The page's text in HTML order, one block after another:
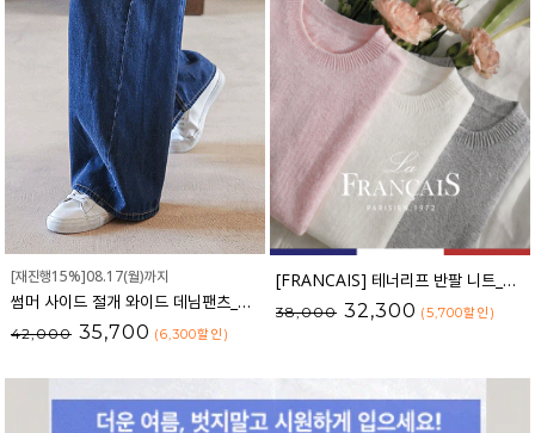
[재진행15%]08.17(월)까지
썸머 사이드 절개 와이드 데님팬츠_61DP2497
42,000 35,700 (6,300할인 )
[FRANCAIS] 테너리프 반팔 니트_F6H298KN
38,000 32,300 (5,700할인 )